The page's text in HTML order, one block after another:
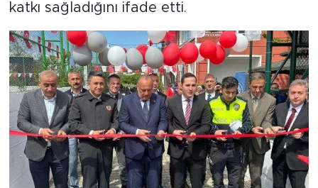
katkı sağladığını ifade etti.